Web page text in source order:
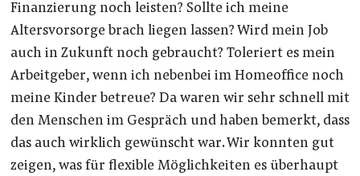
Finanzierung noch leisten? Sollte ich meine
Altersvorsorge brach liegen lassen? Wird mein Job
auch in Zukunft noch gebraucht? Toleriert es mein
Arbeitgeber, wenn ich nebenbei im Homeoffice noch
meine Kinder betreue? Da waren wir sehr schnell mit
den Menschen im Gespräch und haben bemerkt, dass
das auch wirklich gewünscht war. Wir konnten gut
zeigen, was für flexible Möglichkeiten es überhaupt